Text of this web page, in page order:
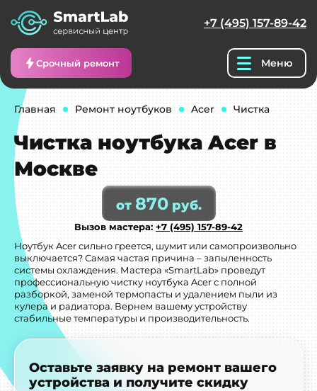
+7 (495) 157-89-42
Срочный ремонт Меню
Главная Ремонт ноутбуков Acer Чистка
Чистка ноутбука Acer в
Москве
от 870руб.
Вызов мастера: +7 (495) 157-89-42
Ноутбук Acer сильно греется, шумит или самопроизвольно
выключается? Самая частая причина – запыленность
системы охлаждения. Мастера «SmartLab» проведут
профессиональную чистку ноутбука Acer с полной
разборкой, заменой термопасты и удалением пыли из
кулера и радиатора. Вернем вашему устройству
стабильные температуры и производительность.
Оставьте заявку на ремонт вашего
устройства и получите скидку